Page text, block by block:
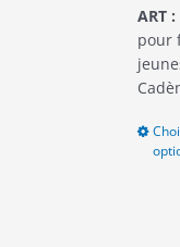
ART :
pour